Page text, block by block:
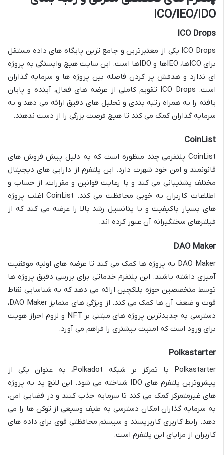
ICO/IEO/IDO
ICO Drops
ICO Drops یکی از معتبرترین و جامع ترین پایگاه های داده مستقل
برای ICOها، IEOها و IDOها است. این سایت هیچ وابستگی به پروژه
ای ندارد و هدفش پر کردن فاصله بین پروژه ها و سرمایه گذاران
است. ICO Drops تقویم کاملی از عرضه های فعال، آینده و پایان
یافته را به همراه رتبه بندی و تحلیل های دقیق ارائه می دهد و به
سرمایه گذاران کمک می کند تا هیچ فرصت بزرگی را از دست ندهند.
CoinList
CoinList پلتفرمی چند منظوره است که به دلیل پیش فروش های
قانونمند و امن خود شهرت دارد. این پلتفرم از دارایی های دیجیتال
مختلف پشتیبانی می کند و با رعایت قوانین و مقررات، از حساب و
اطلاعات کاربران به خوبی محافظت می کند. CoinList اغلب پروژه
های بسیار باکیفیت و با پتانسیل رشد بالا را عرضه می کند که از
فیلترهای سختگیرانه آن عبور کرده اند.
DAO Maker
DAO Maker به پروژه ها کمک می کند تا عرضه های اولیه موفقیت
آمیزی داشته باشند. این پلتفرم خدماتی برای بررسی دقیق پروژه ها
توسط متخصصین حوزه بلاکچین ارائه می دهد که به شناسایی نقاط
قوت و ضعف آن ها کمک می کند. از ویژگی های متمایز DAO Maker،
دسترسی به جدیدترین پروژه های مبتنی بر NFT و لزوم احراز هویت
برای ورود است که امنیت بیشتری را فراهم می آورد.
Polkastarter
Polkastarter با تمرکز بر شبکه Polkadot، به عنوان یکی از
پیشروترین پلتفرم های IDO شناخته می شود. این لانچ پد به پروژه
های غیرمتمرکز کمک می کند تا سرمایه جذب کنند و در فضایی امن،
به سرمایه گذاران امکان دسترسی به طیف وسیعی از توکن ها را می
دهد. رابط کاربری کاربرپسند و سیستم محافظتی قوی برای داده های
کاربران از مزایای این پلتفرم است.